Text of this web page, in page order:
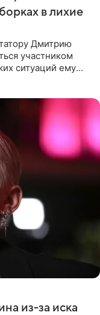
в лихие
Дмитрию
участником
ситуаций ему
из-за иска